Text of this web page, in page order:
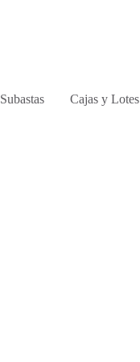
Subastas Cajas y Lotes